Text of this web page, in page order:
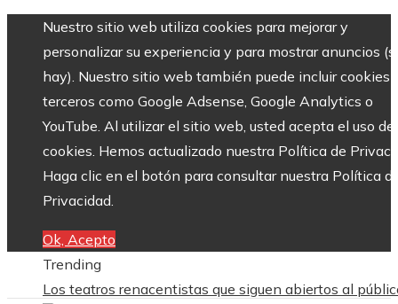
Nuestro sitio web utiliza cookies para mejorar y
personalizar su experiencia y para mostrar anuncios
hay). Nuestro sitio web también puede incluir cookies
terceros como Google Adsense, Google Analytics o
YouTube. Al utilizar el sitio web, usted acepta el uso de
cookies. Hemos actualizado nuestra Política de
Haga clic en el botón para consultar nuestra Política
Privacidad.
Ok, Acepto
Trending
Los teatros renacentistas que siguen abiertos al